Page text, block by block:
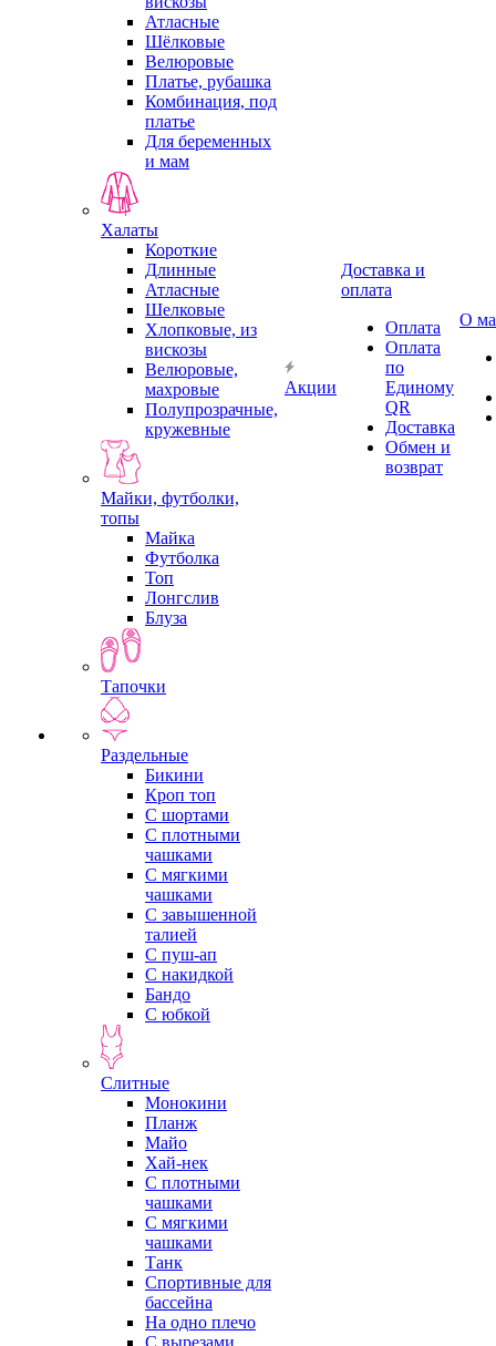
Атласные
Шёлковые
Велюровые
Платье, рубашка
Комбинация, под
платье
Для беременных
и мам
Халаты
Короткие
Длинные
Атласные
Шелковые
Хлопковые, из
вискозы
Велюровые,
махровые
Полупрозрачные,
кружевные
Майки, футболки,
топы
Майка
Футболка
Топ
Лонгслив
Блуза
Тапочки
Раздельные
Бикини
Кроп топ
С шортами
С плотными
чашками
С мягкими
чашками
С завышенной
талией
С пуш-ап
С накидкой
Бандо
С юбкой
Слитные
Монокини
Планж
Майо
Хай-нек
С плотными
чашками
С мягкими
чашками
Танк
Спортивные для
бассейна
На одно плечо
С вырезами
Акции
Доставка и
оплата
Оплата
Оплата
по
Единому
QR
Доставка
Обмен и
возврат
О